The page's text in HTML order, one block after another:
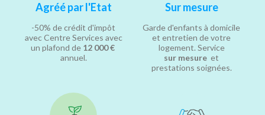
Agréé par l'Etat
-50% de crédit d'impôt
avec Centre Services avec
un plafond de 12 000 €
annuel.
Sur mesure
Garde d'enfants à domicile
et entretien de votre
logement. Service
sur mesure et
prestations soignées.